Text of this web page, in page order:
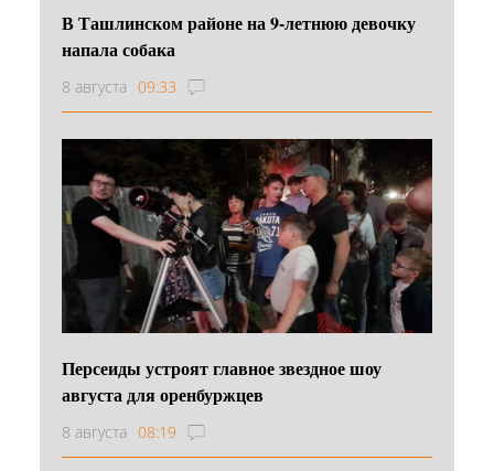
В Ташлинском районе на 9-летнюю девочку
напала собака
8 августа 09:33
Персеиды устроят главное звездное шоу
августа для оренбуржцев
8 августа 08:19